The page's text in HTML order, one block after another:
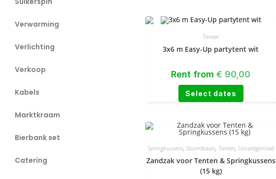
Verwarming
Verlichting
Verkoop
Kabels
Marktkraam
Bierbank set
Catering
Tenten
3x6 m Easy-Up partytent wit
Rent from € 90,00
Select dates
Springkussens, Stormbaan, Tenten, Uncategorized
Zandzak voor Tenten & Springkussens
(15 kg)